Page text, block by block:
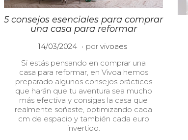
5 consejos esenciales para comprar
una casa para reformar
P
b
l
i
c
a
d
o
14/03/2024 0
/
0
5
/
2
0
2
4
. por vivoaes
Si estás pensando en comprar una
casa para reformar, en Vivoa hemos
preparado algunos consejos prácticos
que harán que tu aventura sea mucho
más efectiva y consigas la casa que
realmente soñaste, optimizando cada
cm de espacio y también cada euro
invertido.